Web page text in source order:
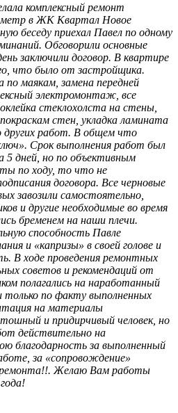
комплексный ремонт
в ЖК Квартал Новое
беседу приехал Павел по одному
Обговорили основные
заключили договор. В квартире
что было от застройщика.
маякам, замена передней
электромонтаж, все
стеклохолста на стены,
стен, укладка ламината
других работ. В общем что
Срок выполнения работ был
5 дней, но по объективным
по ходу, то что не
договора. Все черновые
завозили самостоятельно,
и другие необходимые во время
бременем на наши плечи.
способность Павле
и «капризы» в своей голове и
В ходе проведения ремонтных
советов и рекомендаций от
полагались на наработанный
по факту выполненных
на материалы
и придирчивый человек, но
действительно на
благодарность за выполненный
за «сопровождение»
ремонта!!. Желаю Вам работы